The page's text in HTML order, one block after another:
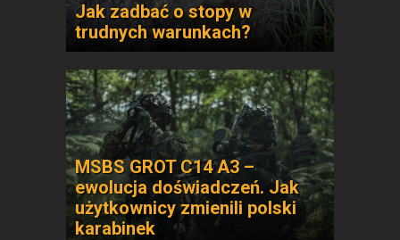
Jak zadbać o stopy w
trudnych warunkach?
MSBS GROT C14 A3 –
ewolucja doświadczeń. Jak
użytkownicy zmienili polski
karabinek